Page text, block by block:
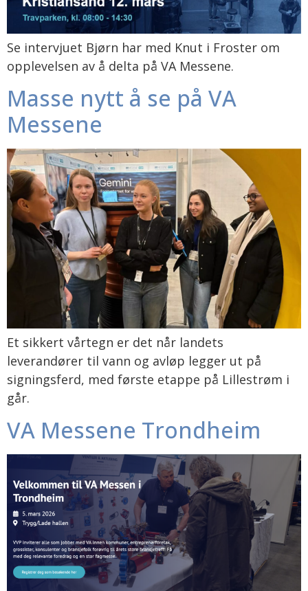
Se intervjuet Bjørn har med Knut i Froster om
opplevelsen av å delta på VA Messene.
Masse nytt å se på VA
Messene
Et sikkert vårtegn er det når landets
leverandører til vann og avløp legger ut på
signingsferd, med første etappe på Lillestrøm i
går.
VA Messene Trondheim